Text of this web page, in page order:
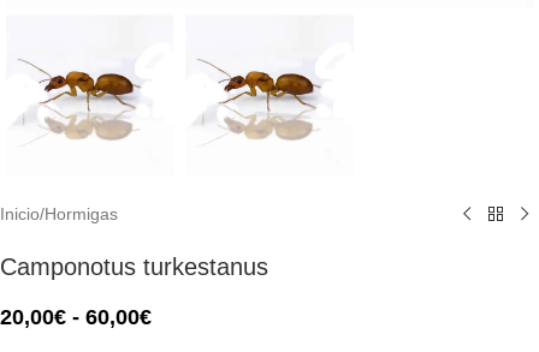
Inicio/Hormigas
Camponotus turkestanus
20,00€ - 60,00€